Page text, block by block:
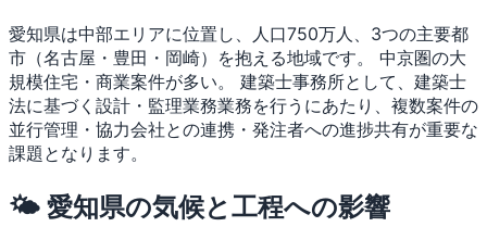
愛知県は中部エリアに位置し、人口750万人、3つの主要都
市（名古屋・豊田・岡崎）を抱える地域です。 中京圏の大
規模住宅・商業案件が多い。
建築士事務所として、建築士
法に基づく設計・監理業務業務を行うにあたり、複数案件の
並行管理・協力会社との連携・発注者への進捗共有が重要な
課題となります。
🌤 愛知県の気候と工程への影響